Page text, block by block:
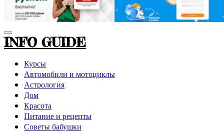
INFO GUIDE
Курсы
Автомобили и мотоциклы
Астрология
Дом
Красота
Питание и рецепты
Советы бабушки